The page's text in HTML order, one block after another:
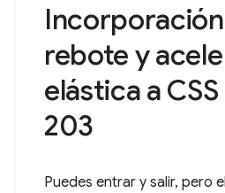
rebote y
elástica a
203
Puedes entrar y salir, pero